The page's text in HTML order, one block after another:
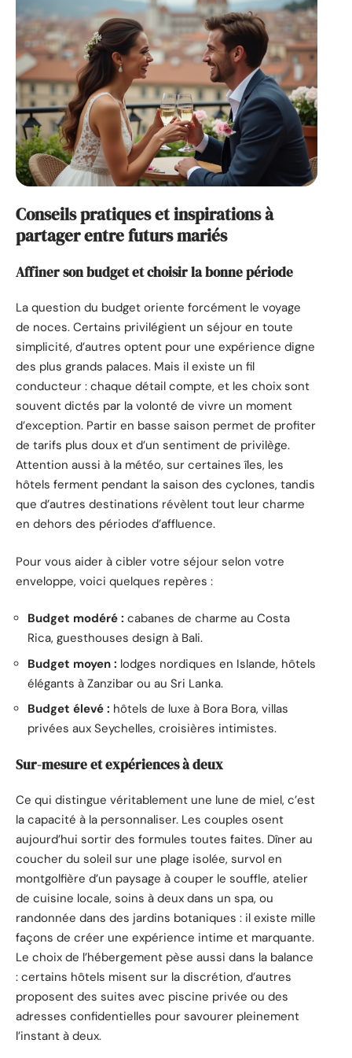
Conseils pratiques et inspirations à
partager entre futurs mariés
Affiner son budget et choisir la bonne période
La question du budget oriente forcément le voyage
de noces. Certains privilégient un séjour en toute
simplicité, d’autres optent pour une expérience digne
des plus grands palaces. Mais il existe un fil
conducteur : chaque détail compte, et les choix sont
souvent dictés par la volonté de vivre un moment
d’exception. Partir en basse saison permet de profiter
de tarifs plus doux et d’un sentiment de privilège.
Attention aussi à la météo, sur certaines îles, les
hôtels ferment pendant la saison des cyclones, tandis
que d’autres destinations révèlent tout leur charme
en dehors des périodes d’affluence.
Pour vous aider à cibler votre séjour selon votre
enveloppe, voici quelques repères :
Budget modéré : cabanes de charme au Costa
Rica, guesthouses design à Bali.
Budget moyen : lodges nordiques en Islande, hôtels
élégants à Zanzibar ou au Sri Lanka.
Budget élevé : hôtels de luxe à Bora Bora, villas
privées aux Seychelles, croisières intimistes.
Sur-mesure et expériences à deux
Ce qui distingue véritablement une lune de miel, c’est
la capacité à la personnaliser. Les couples osent
aujourd’hui sortir des formules toutes faites. Dîner au
coucher du soleil sur une plage isolée, survol en
montgolfière d’un paysage à couper le souffle, atelier
de cuisine locale, soins à deux dans un spa, ou
randonnée dans des jardins botaniques : il existe mille
façons de créer une expérience intime et marquante.
Le choix de l’hébergement pèse aussi dans la balance
: certains hôtels misent sur la discrétion, d’autres
proposent des suites avec piscine privée ou des
adresses confidentielles pour savourer pleinement
l’instant à deux.